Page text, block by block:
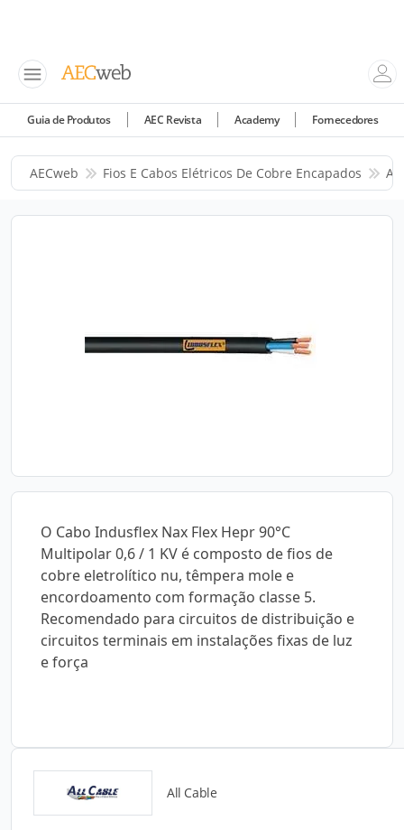
Guia de Produtos AEC Revista Academy Fornecedores
AECweb Fios E Cabos Elétricos De Cobre Encapados All
O Cabo Indusflex Nax Flex Hepr 90°C
Multipolar 0,6 / 1 KV é composto de fios de
cobre eletrolítico nu, têmpera mole e
encordoamento com formação classe 5.
Recomendado para circuitos de distribuição e
circuitos terminais em instalações fixas de luz
e força
All Cable
Detalhes do produto